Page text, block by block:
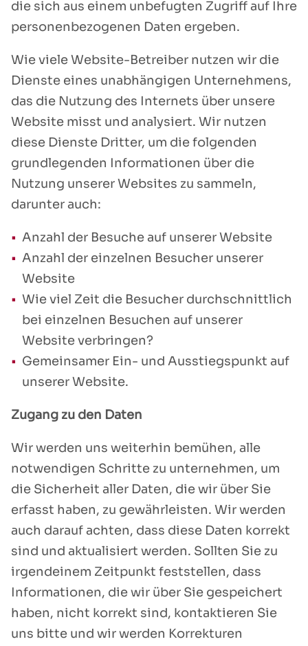
die sich aus einem unbefugten Zugriff auf Ihre
personenbezogenen Daten ergeben.
Wie viele Website-Betreiber nutzen wir die
Dienste eines unabhängigen Unternehmens,
das die Nutzung des Internets über unsere
Website misst und analysiert. Wir nutzen
diese Dienste Dritter, um die folgenden
grundlegenden Informationen über die
Nutzung unserer Websites zu sammeln,
darunter auch:
Anzahl der Besuche auf unserer Website
Anzahl der einzelnen Besucher unserer
Website
Wie viel Zeit die Besucher durchschnittlich
bei einzelnen Besuchen auf unserer
Website verbringen?
Gemeinsamer Ein- und Ausstiegspunkt auf
unserer Website.
Zugang zu den Daten
Wir werden uns weiterhin bemühen, alle
notwendigen Schritte zu unternehmen, um
die Sicherheit aller Daten, die wir über Sie
erfasst haben, zu gewährleisten. Wir werden
auch darauf achten, dass diese Daten korrekt
sind und aktualisiert werden. Sollten Sie zu
irgendeinem Zeitpunkt feststellen, dass
Informationen, die wir über Sie gespeichert
haben, nicht korrekt sind, kontaktieren Sie
uns bitte und wir werden Korrekturen